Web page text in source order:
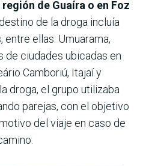
de Guaíra o en Foz
de la droga incluía
ellas: Umuarama,
de ciudades ubicadas en
Camboriú, Itajaí y
droga, el grupo utilizaba
parejas, con el objetivo
del viaje en caso de